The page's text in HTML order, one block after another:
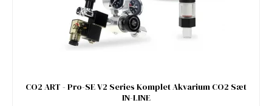
CO2 ART - Pro-SE V2 Series Komplet Akvarium CO2 Sæt
IN-LINE